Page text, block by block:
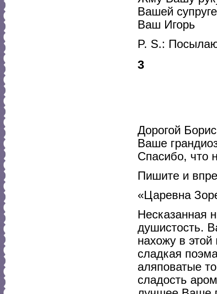
Вашей
Ваш Игорь
P. S.:
3
Дорогой
Ваше
Спасибо, что
Пишите и
«Царевна
Несказанная
душистость.
нахожу в
сладкая
аляповатые
сладость